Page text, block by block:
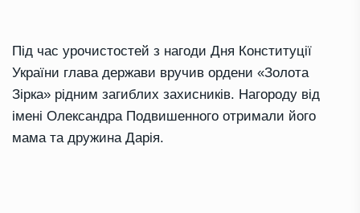
Під час урочистостей з нагоди Дня Конституції
України глава держави вручив ордени «Золота
Зірка» рідним загиблих захисників. Нагороду від
імені Олександра Подвишенного отримали його
мама та дружина Дарія.